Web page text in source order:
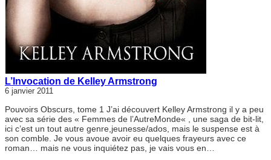
L’Invocation de Kelley Armstrong
6 janvier 2011
Pouvoirs Obscurs, tome 1 J’ai découvert Kelley Armstrong il y a peu
avec sa série des « Femmes de l’AutreMonde« , une saga de bit-lit,
ici c’est un tout autre genre,jeunesse/ados, mais le suspense est à
son comble. Je vous avoue avoir eu quelques frayeurs avec ce
roman… mais ne vous inquiétez pas, je vais vous en…